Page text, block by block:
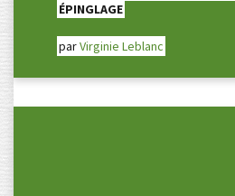
ÉPINGLAGE
parVirginie Leblanc